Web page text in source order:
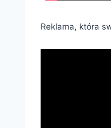
Reklama, która